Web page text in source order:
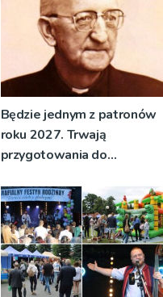
Będzie jednym z patronów
roku 2027. Trwają
przygotowania do
Franciszkiem Blachnickim